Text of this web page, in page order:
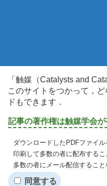
「触媒（Catalysts and
このサイトをつかって，
ドもできます．
記事の著作権は触媒学会が
ダウンロードしたPDFファイ
印刷して多数の者に配布するこ
多数の者にメール配信すること
同意する